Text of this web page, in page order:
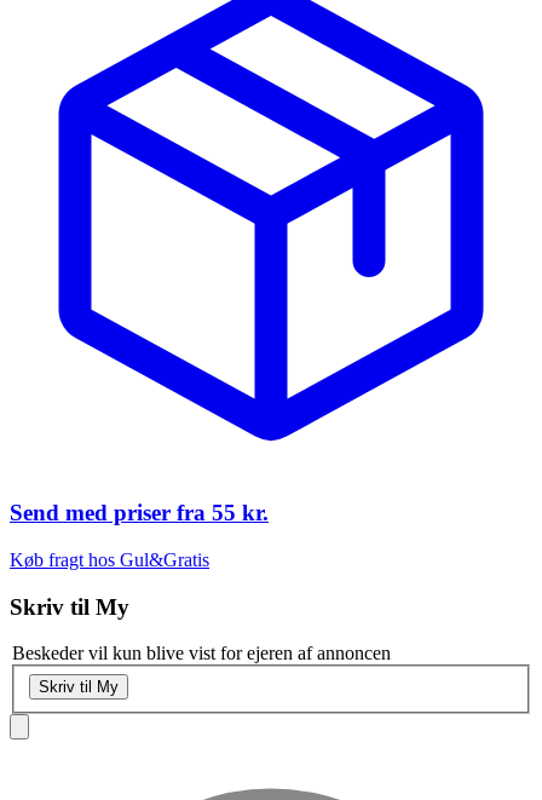
Send med priser fra 55 kr.
Køb fragt hos Gul&Gratis
Skriv til My
Beskeder vil kun blive vist for ejeren af annoncen
Skriv til My